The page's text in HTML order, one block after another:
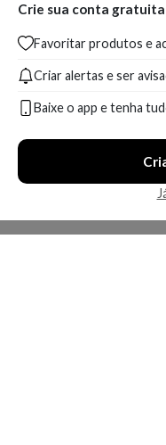
Crie sua conta
Favoritar produtos e
Criar alertas e ser
Baixe o app e tenha